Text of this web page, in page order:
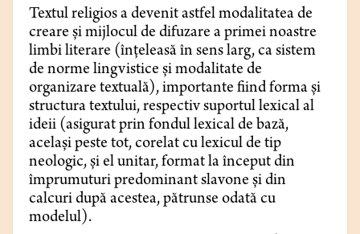
Textul religios a devenit astfel modalitatea de
creare și mijlocul de difuzare a primei noastre
limbi literare (înțeleasă în sens larg, ca sistem
de norme lingvistice și modalitate de
organizare textuală), importante fiind forma și
structura textului, respectiv suportul lexical al
ideii (asigurat prin fondul lexical de bază,
același peste tot, corelat cu lexicul de tip
neologic, și el unitar, format la început din
împrumuturi predominant slavone și din
calcuri după acestea, pătrunse odată cu
modelul).